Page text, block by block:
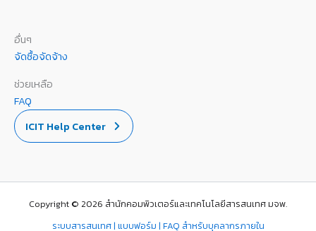
อื่นๆ
จัดซื้อจัดจ้าง
ช่วยเหลือ
FAQ
ICIT Help Center
Copyright © 2026 สำนักคอมพิวเตอร์และเทคโนโลยีสารสนเทศ มจพ.
ระบบสารสนเทศ | แบบฟอร์ม | FAQ สำหรับบุคลากรภายใน